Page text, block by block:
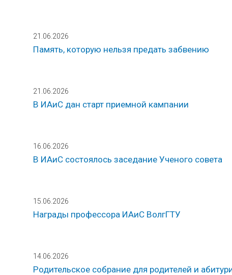
21.06.2026
Память, которую нельзя предать забвению
21.06.2026
В ИАиС дан старт приемной кампании
16.06.2026
В ИАиС состоялось заседание Ученого совета
15.06.2026
Награды профессора ИАиС ВолгГТУ
14.06.2026
Родительское собрание для родителей и